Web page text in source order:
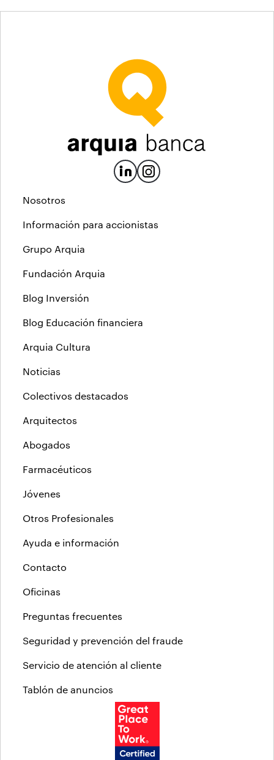
Nosotros
Información para accionistas
Grupo Arquia
Fundación Arquia
Blog Inversión
Blog Educación financiera
Arquia Cultura
Noticias
Colectivos destacados
Arquitectos
Abogados
Farmacéuticos
Jóvenes
Otros Profesionales
Ayuda e información
Contacto
Oficinas
Preguntas frecuentes
Seguridad y prevención del fraude
Servicio de atención al cliente
Tablón de anuncios